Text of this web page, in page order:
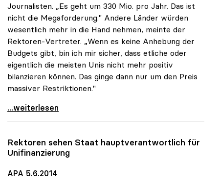
Journalisten. „Es geht um 330 Mio. pro Jahr. Das ist
nicht die Megaforderung." Andere Länder würden
wesentlich mehr in die Hand nehmen, meinte der
Rektoren-Vertreter. „Wenn es keine Anhebung der
Budgets gibt, bin ich mir sicher, dass etliche oder
eigentlich die meisten Unis nicht mehr positiv
bilanzieren können. Das ginge dann nur um den Preis
massiver Restriktionen."
uniko: Uni-Milliarde ist „keine Megaforderung\"
...weiterlesen
Rektoren sehen Staat hauptverantwortlich für
Unifinanzierung
APA 5.6.2014